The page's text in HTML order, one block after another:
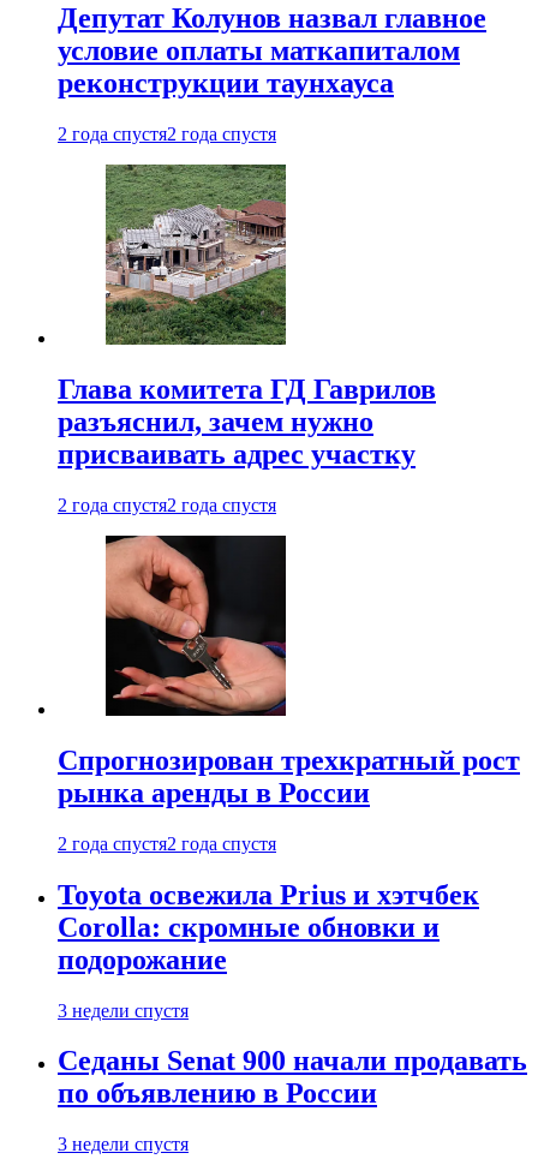
Депутат Колунов назвал главное
условие оплаты маткапиталом
реконструкции таунхауса
2 года спустя2 года спустя
Глава комитета ГД Гаврилов
разъяснил, зачем нужно
присваивать адрес участку
2 года спустя2 года спустя
Спрогнозирован трехкратный рост
рынка аренды в России
2 года спустя2 года спустя
Toyota освежила Prius и хэтчбек
Corolla: скромные обновки и
подорожание
3 недели спустя
Седаны Senat 900 начали продавать
по объявлению в России
3 недели спустя